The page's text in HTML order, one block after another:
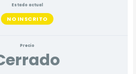
Estado actual
NO INSCRITO
Precio